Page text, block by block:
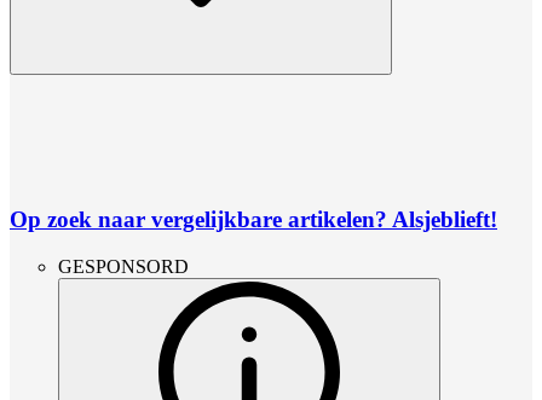
Op zoek naar vergelijkbare artikelen? Alsjeblieft!
GESPONSORD